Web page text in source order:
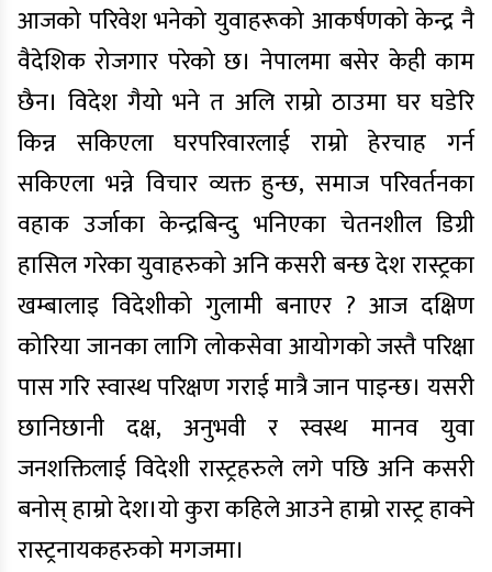
आजको परिवेश भनेको युवाहरूको आकर्षणको केन्द्र नै
वैदेशिक रोजगार परेको छ। नेपालमा बसेर केही काम
छैन। विदेश गैयो भने त अलि राम्रो ठाउमा घर घडेरि
किन्न सकिएला घरपरिवारलाई राम्रो हेरचाह गर्न
सकिएला भन्ने विचार व्यक्त हुन्छ, समाज परिवर्तनका
वहाक उर्जाका केन्द्रबिन्दु भनिएका चेतनशील डिग्री
हासिल गरेका युवाहरुको अनि कसरी बन्छ देश रास्ट्रका
खम्बालाइ विदेशीको गुलामी बनाएर ? आज दक्षिण
कोरिया जानका लागि लोकसेवा आयोगको जस्तै परिक्षा
पास गरि स्वास्थ परिक्षण गराई मात्रै जान पाइन्छ। यसरी
छानिछानी दक्ष, अनुभवी र स्वस्थ मानव युवा
जनशक्तिलाई विदेशी रास्ट्रहरुले लगे पछि अनि कसरी
बनोस् हाम्रो देश।यो कुरा कहिले आउने हाम्रो रास्ट्र हाक्ने
रास्ट्रनायकहरुको मगजमा।